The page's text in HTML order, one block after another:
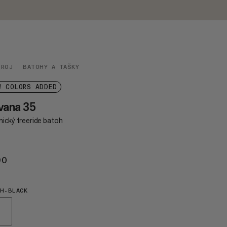
BATOHY A TAŠKY
COLORS ADDED
35
freeride batoh
BLACK